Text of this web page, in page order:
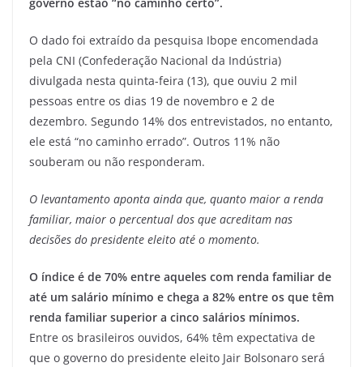
O dado foi extraído da pesquisa Ibope encomendada
pela CNI (Confederação Nacional da Indústria)
divulgada nesta quinta-feira (13), que ouviu 2 mil
pessoas entre os dias 19 de novembro e 2 de
dezembro. Segundo 14% dos entrevistados, no entanto,
ele está “no caminho errado”. Outros 11% não
souberam ou não responderam.
O levantamento aponta ainda que, quanto maior a renda
familiar, maior o percentual dos que acreditam nas
decisões do presidente eleito até o momento.
O índice é de 70% entre aqueles com renda familiar de
até um salário mínimo e chega a 82% entre os que têm
renda familiar superior a cinco salários mínimos.
Entre os brasileiros ouvidos, 64% têm expectativa de
que o governo do presidente eleito Jair Bolsonaro será